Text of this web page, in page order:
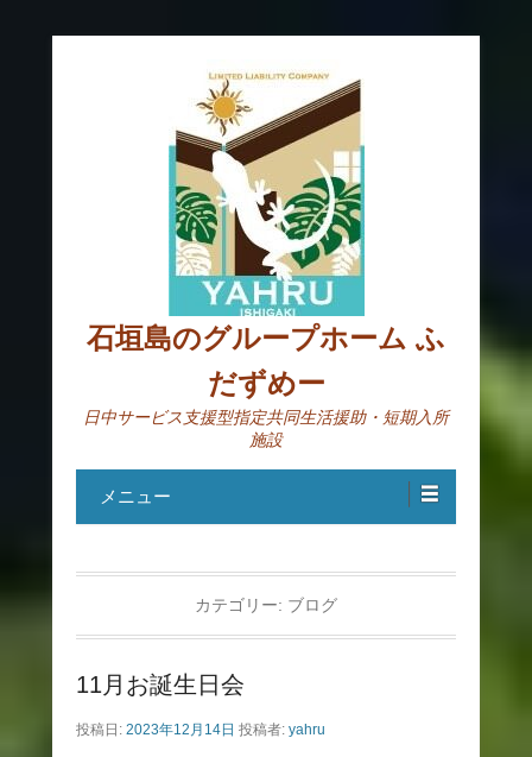
石垣島のグループホーム ふ
だずめー
日中サービス支援型指定共同生活援助・短期入所
施設
メニュー
カテゴリー: ブログ
11月お誕生日会
投稿日: 2023年12月14日 投稿者: yahru